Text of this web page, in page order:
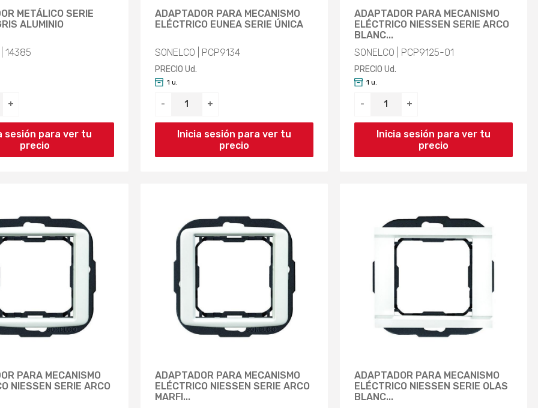
METÁLICO SERIE
ALUMINIO
| 14385
+
sesión para ver tu
precio
ADAPTADOR PARA MECANISMO
ELÉCTRICO EUNEA SERIE ÚNICA
SONELCO | PCP9134
PRECIO Ud.
- +
1 u.
Inicia sesión para ver tu
precio
ADAPTADOR PARA MECANISMO
ELÉCTRICO NIESSEN SERIE ARCO
BLANC...
SONELCO | PCP9125-01
PRECIO Ud.
- +
1 u.
Inicia sesión para ver tu
precio
PARA MECANISMO
NIESSEN SERIE ARCO
ADAPTADOR PARA MECANISMO
ELÉCTRICO NIESSEN SERIE ARCO
MARFI...
ADAPTADOR PARA MECANISMO
ELÉCTRICO NIESSEN SERIE OLAS
BLANC...